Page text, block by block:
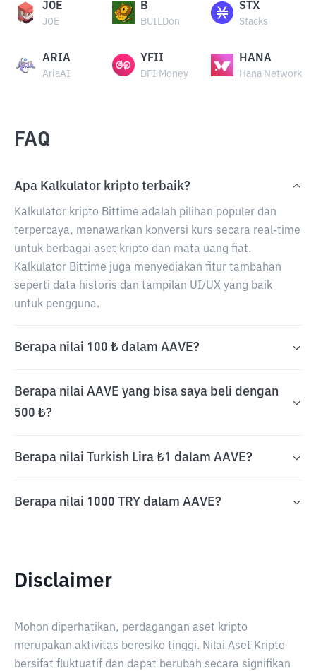
JOE
JOE
B
BUILDon
STX
Stacks
ARIA
AriaAI
YFII
DFI Money
HANA
Hana Network
FAQ
Apa Kalkulator kripto terbaik?
Kalkulator kripto Bittime adalah pilihan populer dan
terpercaya, menawarkan konversi kurs secara real-time
untuk berbagai aset kripto dan mata uang fiat.
Kalkulator Bittime juga menyediakan fitur tambahan
seperti data historis dan tampilan UI/UX yang baik
untuk pengguna.
Berapa nilai 100 ₺ dalam AAVE?
Berapa nilai AAVE yang bisa saya beli dengan
500 ₺?
Berapa nilai Turkish Lira ₺1 dalam AAVE?
Berapa nilai 1000 TRY dalam AAVE?
Disclaimer
Mohon diperhatikan, perdagangan aset kripto
merupakan aktivitas beresiko tinggi. Nilai Aset Kripto
bersifat fluktuatif dan dapat berubah secara signifikan